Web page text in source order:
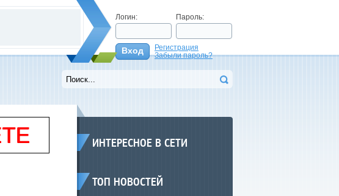
Логин: Пароль:
Вход
Регистрация
Забыли пароль?
ИНТЕРЕСНОЕ В СЕТИ
ТОП НОВОСТЕЙ